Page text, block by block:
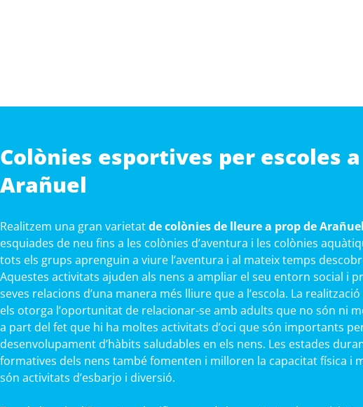
Colònies esportives per escoles a
Arañuel
Realitzem una gran varietatde colònies de lleure a prop de Arañuel
esquiades de neu fins a les colònies d’aventura i les colònies
tots els grups aprenguin a viure l’aventura i al mateix temps
Aquestes activitats ajuden als nens a ampliar el seu entorn social i
seves relacions d’una manera més lliure que a l’escola. La
els otorga l’oportunitat de relacionar-se amb adults que no són ni
a part del fet que hi ha moltes activitats d’oci que són importants
desenvolupament d’hàbits saludables en els nens. Les estades
formatives dels nens també fomenten i milloren la capacitat física i
són activitats d’esbarjo i diversió.